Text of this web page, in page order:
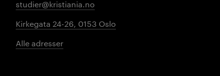
studier@kristiania.no
Kirkegata 24-26, 0153 Oslo
Alle adresser